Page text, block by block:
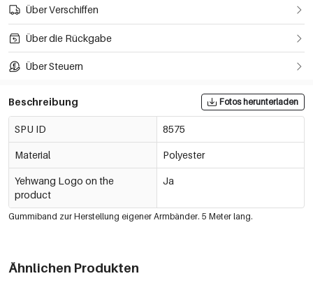
Über Verschiffen
Über die Rückgabe
Über Steuern
Beschreibung Fotos herunterladen
SPU ID 8575
Material Polyester
Yehwang Logo on the
product
Ja
Gummiband zur Herstellung eigener Armbänder. 5 Meter lang.
Ähnlichen Produkten